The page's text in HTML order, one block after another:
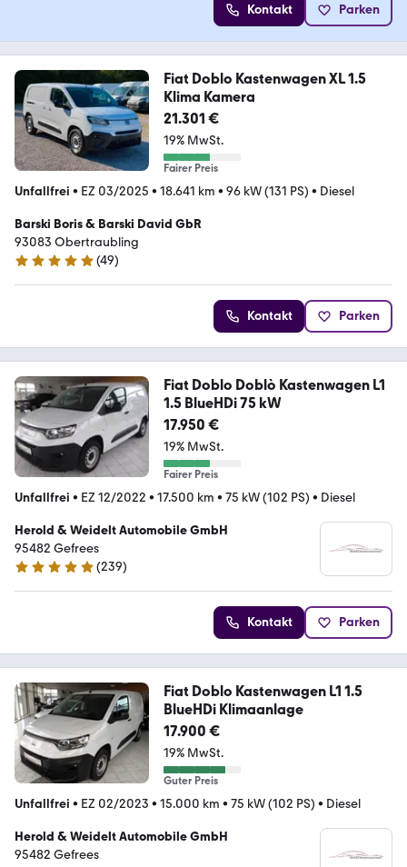
Kontakt Parken
Fiat Doblo Kastenwagen XL 1.5
Klima Kamera
21.301 €
19% MwSt.
Fairer Preis
Unfallfrei • EZ 03/2025 • 18.641 km • 96 kW (131 PS) • Diesel
Barski Boris & Barski David GbR
93083 Obertraubling
4.9 Sterne
(49)
Kontakt Parken
Fiat Doblo Doblò Kastenwagen L1
1.5 BlueHDi 75 kW
17.950 €
19% MwSt.
Fairer Preis
Unfallfrei • EZ 12/2022 • 17.500 km • 75 kW (102 PS) • Diesel
Herold & Weidelt Automobile GmbH
95482 Gefrees
4.9 Sterne
(239)
Kontakt Parken
Fiat Doblo Kastenwagen L1 1.5
BlueHDi Klimaanlage
17.900 €
19% MwSt.
Guter Preis
Unfallfrei • EZ 02/2023 • 15.000 km • 75 kW (102 PS) • Diesel
Herold & Weidelt Automobile GmbH
95482 Gefrees